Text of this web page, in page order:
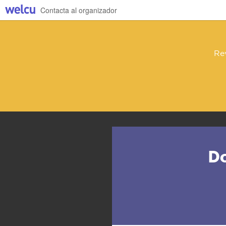
Contacta al organizador